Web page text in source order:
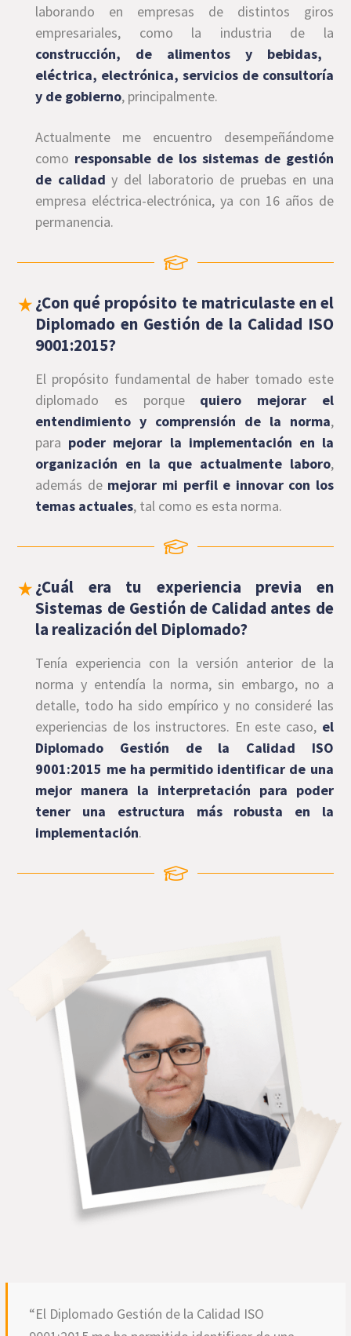
laborando en empresas de distintos giros
empresariales, como la industria de la
construcción, de alimentos y bebidas,
eléctrica, electrónica, servicios de consultoría
y de gobierno, principalmente.
Actualmente me encuentro desempeñándome
como responsable de los sistemas de gestión
de calidad y del laboratorio de pruebas en una
empresa eléctrica-electrónica, ya con 16 años de
permanencia.
¿Con qué propósito te matriculaste en el
Diplomado en Gestión de la Calidad ISO
9001:2015?
El propósito fundamental de haber tomado este
diplomado es porque quiero mejorar el
entendimiento y comprensión de la norma,
para poder mejorar la implementación en la
organización en la que actualmente laboro,
además de mejorar mi perfil e innovar con los
temas actuales, tal como es esta norma.
¿Cuál era tu experiencia previa en
Sistemas de Gestión de Calidad antes de
la realización del Diplomado?
Tenía experiencia con la versión anterior de la
norma y entendía la norma, sin embargo, no a
detalle, todo ha sido empírico y no consideré las
experiencias de los instructores. En este caso, el
Diplomado Gestión de la Calidad ISO
9001:2015 me ha permitido identificar de una
mejor manera la interpretación para poder
tener una estructura más robusta en la
implementación.
“El Diplomado Gestión de la Calidad ISO